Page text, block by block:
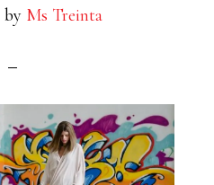
by Ms Treinta